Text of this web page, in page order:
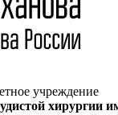
учреждение
хирургии